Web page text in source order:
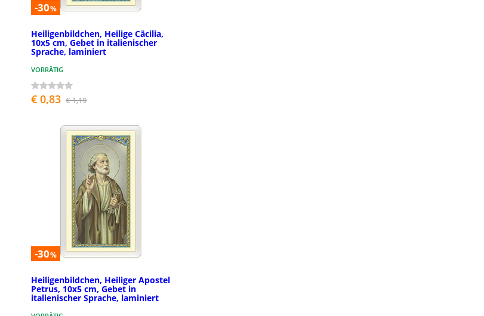
-30%
Heiligenbildchen, Heilige Cäcilia,
10x5 cm, Gebet in italienischer
Sprache, laminiert
VORRÄTIG
€ 0,83 € 1,19
-30%
Heiligenbildchen, Heiliger Apostel
Petrus, 10x5 cm, Gebet in
italienischer Sprache, laminiert